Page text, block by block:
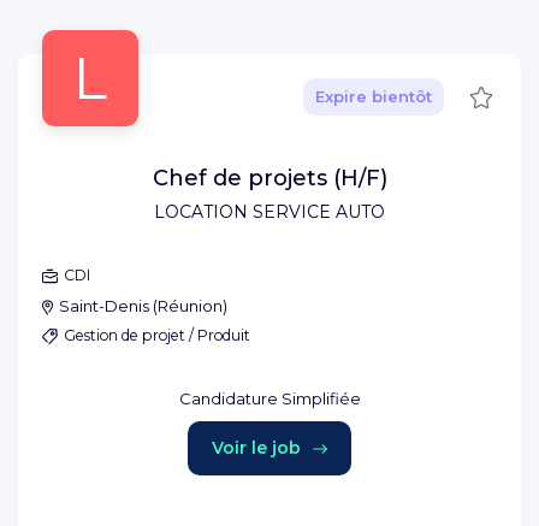
L
LOCATION SERVICE AUTO
Expire bientôt
Chef de projets (H/F)
CDI
Saint-Denis (Réunion)
Gestion de projet / Produit
Candidature Simplifiée
Voir le job